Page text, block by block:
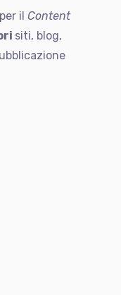
il Content
siti, blog,